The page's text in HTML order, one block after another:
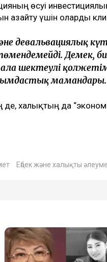
өсуі
азайту үшін оларды
девальвациялық
Демек,
шектеулі
мамандары.
де, халықтың да
Еңбек және халықты